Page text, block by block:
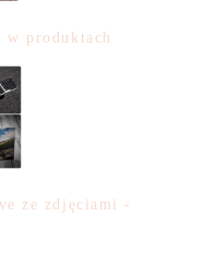
w produktach
ze zdjęciami -